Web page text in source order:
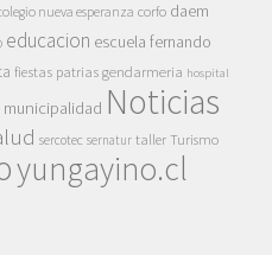
nueva esperanza corfo daem
educacion escuela fernando
fiestas patrias gendarmeria hospital
municipalidad Noticias
sercotec sernatur taller Turismo
yungayino.cl